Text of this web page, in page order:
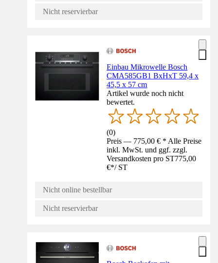
Nicht reservierbar
Einbau Mikrowelle Bosch
CMA585GB1 BxHxT 59,4 x
45,5 x 57 cm
Artikel wurde noch nicht
bewertet.
(0)
Preis — 775,00 € * Alle Preise
inkl. MwSt. und ggf. zzgl.
Versandkosten pro ST775,00
€*/ ST
Nicht online bestellbar
Nicht reservierbar